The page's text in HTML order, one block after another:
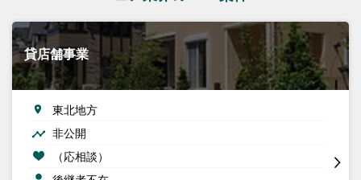
貸店舗事業
東北地方
非公開
（応相談）